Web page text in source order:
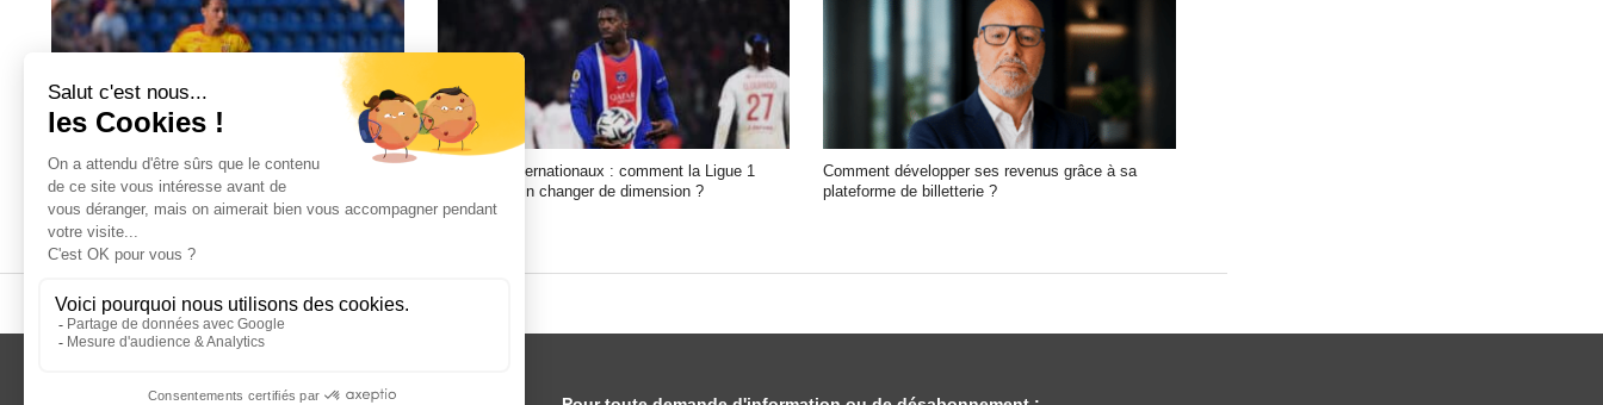
Pourquoi la marque RC Lens continue de prendre
de la valeur ?
Droits TV internationaux : comment la Ligue 1
peut-elle enfin changer de dimension ?
Comment développer ses revenus grâce à sa
plateforme de billetterie ?